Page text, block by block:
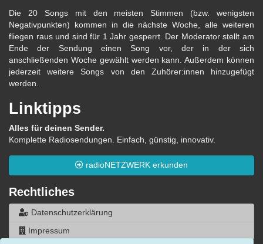
Die 20 Songs mit den meisten Stimmen (bzw. wenigsten
Negativpunkten) kommen in die nächste Woche, alle weiteren
fliegen raus und sind für 1 Jahr gesperrt. Der Moderator stellt am
Ende der Sendung einen Song vor, der in der sich
anschließenden Woche gewählt werden kann. Außerdem können
jederzeit weitere Songs von den Zuhörer:innen hinzugefügt
werden.
Linktipps
Alles für deinen Sender.
Komplette Radiosendungen. Einfach, günstig, innovativ.
radioNETZWERK erkunden
Rechtliches
Datenschutzerklärung
Impressum